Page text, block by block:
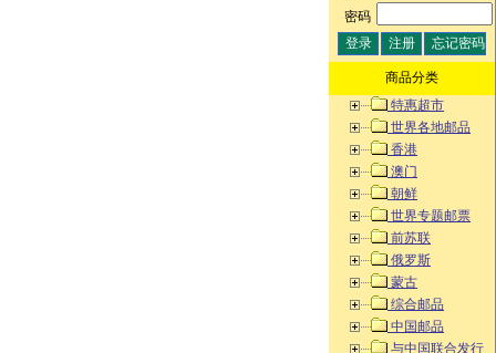
密码:
商品分类
特惠超市
世界各地邮品
香港
澳门
朝鲜
世界专题邮票
前苏联
俄罗斯
蒙古
综合邮品
中国邮品
与中国联合发行